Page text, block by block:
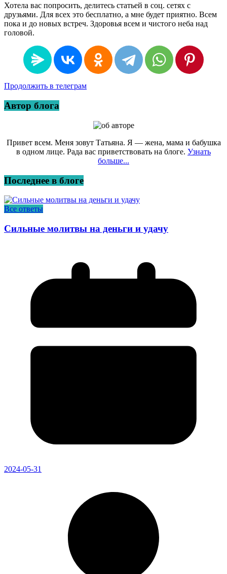
Хотела вас попросить, делитесь статьей в соц. сетях с
друзьями. Для всех это бесплатно, а мне будет приятно. Всем
пока и до новых встреч. Здоровья всем и чистого неба над
головой.
Продолжить в телеграм
Автор блога
Привет всем. Меня зовут Татьяна. Я — жена, мама и бабушка
в одном лице. Рада вас приветствовать на блоге. Узнать
больше...
Последнее в блоге
Все ответы
Сильные молитвы на деньги и удачу
2024-05-31